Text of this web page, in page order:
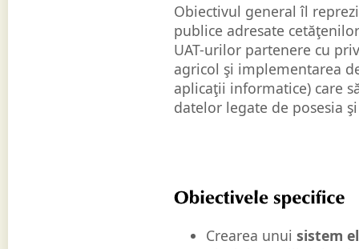
Obiectivul general îl
publice adresate
UAT-urilor partenere cu
agricol şi implementarea
aplicaţii informatice) care
datelor legate de posesia
Obiectivele specifice
Crearea unui sistem